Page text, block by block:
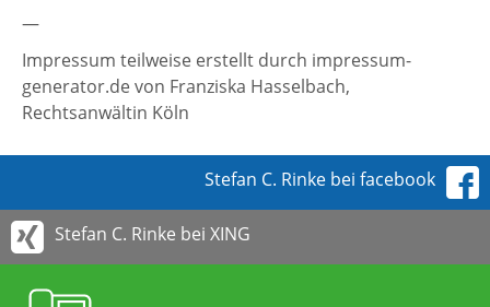
—
Impressum teilweise erstellt durch impressum-
generator.de von Franziska Hasselbach,
Rechtsanwältin Köln
Stefan C. Rinke bei facebook
Stefan C. Rinke bei XING